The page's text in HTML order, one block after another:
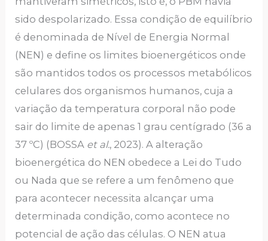
sido despolarizado. Essa condição de equilíbrio
é denominada de Nível de Energia Normal
(NEN) e define os limites bioenergéticos onde
são mantidos todos os processos metabólicos
celulares dos organismos humanos, cuja a
variação da temperatura corporal não pode
sair do limite de apenas 1 grau centígrado (36 a
37 ºC) (BOSSA et al., 2023). A alteração
bioenergética do NEN obedece a Lei do Tudo
ou Nada que se refere a um fenômeno que
para acontecer necessita alcançar uma
determinada condição, como acontece no
potencial de ação das células. O NEN atua